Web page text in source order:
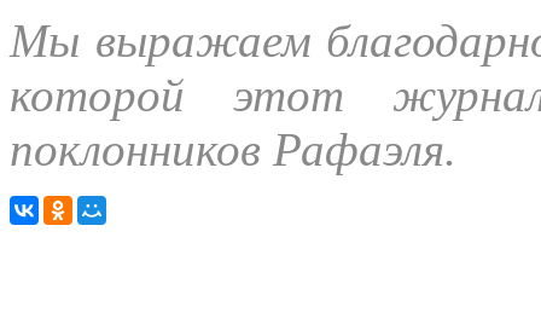
Мы выражаем
которой этот
поклонников Рафаэля.